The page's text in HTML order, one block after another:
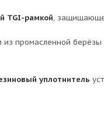
TGI-рамкой,
из промасленной
уплотнитель